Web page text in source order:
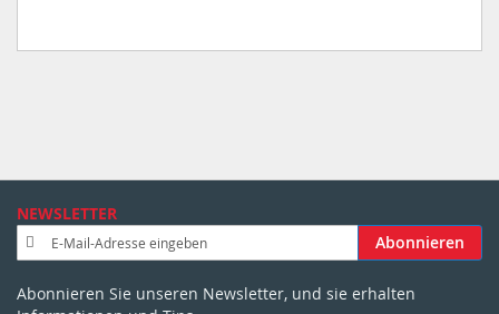
NEWSLETTER
n
e
Abonnieren
Abonnieren Sie unseren Newsletter, und sie erhalten